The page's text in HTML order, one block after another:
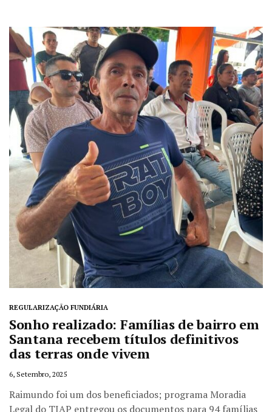
REGULARIZAÇÃO FUNDIÁRIA
Sonho realizado: Famílias de bairro em
Santana recebem títulos definitivos
das terras onde vivem
6, Setembro, 2025
Raimundo foi um dos beneficiados; programa Moradia
Legal do TJAP entregou os documentos para 94 famílias